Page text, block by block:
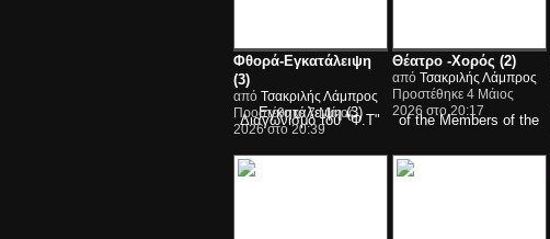
Φθορά-Εγκατάλειψη
(3)
από Τσακριλής Λάμπρος
Προστέθηκε 7 Μάιος
2026 στο 20:39
Θέατρο -Χορός (2)
από Τσακριλής Λάμπρος
Προστέθηκε 4 Μάιος
2026 στο 20:17